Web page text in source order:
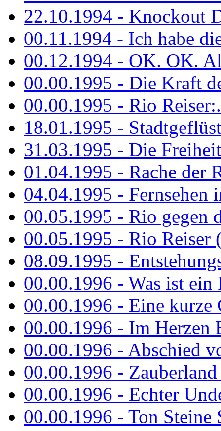
22.10.1994 - Knockout
00.11.1994 - Ich habe
00.12.1994 - OK. OK.
00.00.1995 - Die Kraft
00.00.1995 - Rio
18.01.1995 -
31.03.1995 - Die
01.04.1995 - Rache der
04.04.1995 - Fernsehen
00.05.1995 - Rio gegen
00.05.1995 - Rio Reiser
08.09.1995 -
00.00.1996 - Was ist ein
00.00.1996 - Eine kurze
00.00.1996 - Im Herzen
00.00.1996 - Abschied
00.00.1996 -
00.00.1996 - Echter
00.00.1996 - Ton Steine